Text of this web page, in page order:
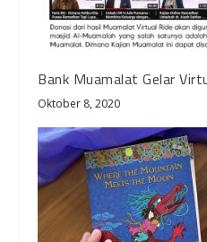
Bank Muamalat Gelar
Oktober 8, 2020